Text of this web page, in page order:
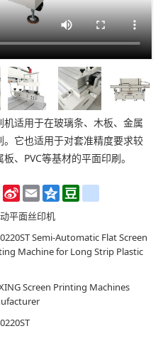
适用于在玻璃条、木板、金属
它也适用于对套准精度要求较
、PVC等基材的平面印刷。
WeChat
Sina
Weibo
EmailQzone
平面丝印机
Semi-Automatic Flat Screen
Machine for Long Strip Plastic
Screen Printing Machines